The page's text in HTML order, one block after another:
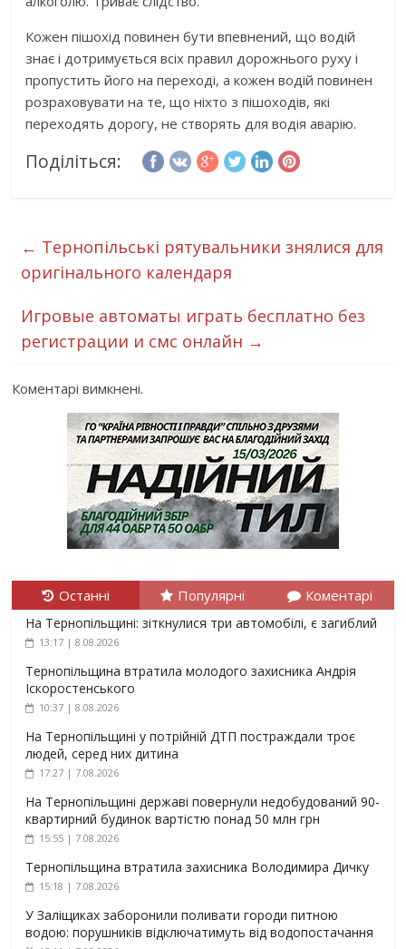
Кожен пішохід повинен бути впевнений, що водій
знає і дотримується всіх правил дорожнього руху і
пропустить його на переході, а кожен водій повинен
розраховувати на те, що ніхто з пішоходів, які
переходять дорогу, не створять для водія аварію.
Поділіться:
← Тернопільські рятувальники знялися для
оригінального календаря
Игровые автоматы играть бесплатно без
регистрации и смс онлайн →
Коментарі вимкнені.
Останні Популярні Коментарі
На Тернопільщині: зіткнулися три автомобілі, є загиблий
13:17 | 8.08.2026
Тернопільщина втратила молодого захисника Андрія
Іскоростенського
10:37 | 8.08.2026
На Тернопільщині у потрійній ДТП постраждали троє
людей, серед них дитина
17:27 | 7.08.2026
На Тернопільщині державі повернули недобудований 90-
квартирний будинок вартістю понад 50 млн грн
15:55 | 7.08.2026
Тернопільщина втратила захисника Володимира Дичку
15:18 | 7.08.2026
У Заліщиках заборонили поливати городи питною
водою: порушників відключатимуть від водопостачання